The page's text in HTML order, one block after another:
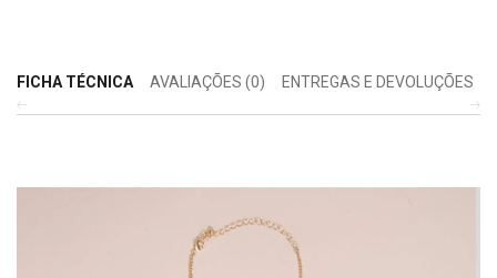
FICHA TÉCNICA AVALIAÇÕES (0) ENTREGAS E DEVOLUÇÕES